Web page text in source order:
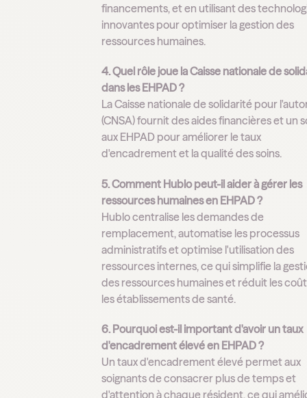
financements, et en utilisant des
innovantes pour optimiser la gestion des
ressources humaines.
4. Quel rôle joue la Caisse nationale de
dans les EHPAD ?
La Caisse nationale de solidarité pour
(CNSA) fournit des aides financières et un
aux EHPAD pour améliorer le taux
d'encadrement et la qualité des soins.
5. Comment Hublo peut-il aider à gérer les
ressources humaines en EHPAD ?
Hublo centralise les demandes de
remplacement, automatise les processus
administratifs et optimise l'utilisation des
ressources internes, ce qui simplifie la
des ressources humaines et réduit les
les établissements de santé.
6. Pourquoi est-il important d'avoir un taux
d'encadrement élevé en EHPAD ?
Un taux d'encadrement élevé permet aux
soignants de consacrer plus de temps et
d'attention à chaque résident, ce qui